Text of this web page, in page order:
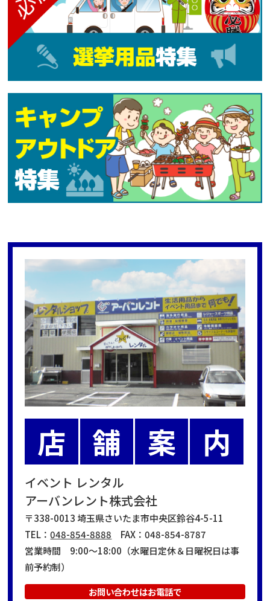
店 舗 案 内
イベント レンタル
アーバンレント株式会社
〒338-0013 埼玉県さいたま市中央区鈴谷4-5-11
TEL：048-854-8888 FAX：048-854-8787
営業時間 9:00～18:00（水曜日定休＆日曜祝日は事
前予約制）
お問い合わせはお電話で